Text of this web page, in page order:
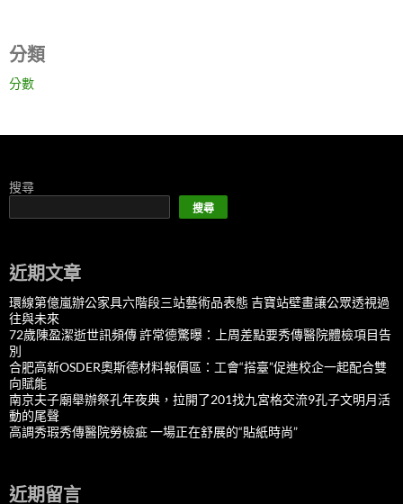
分類
分數
搜尋
搜尋
近期文章
環線第億嵐辦公家具六階段三站藝術品表態 吉寶站壁畫讓公眾透視過
往與未來
72歲陳盈潔逝世訊頻傳 許常德驚曝：上周差點要秀傳醫院體檢項目告
別
合肥高新OSDER奧斯德材料報價區：工會“搭臺”促進校企一起配合雙
向賦能
南京夫子廟舉辦祭孔年夜典，拉開了201找九宮格交流9孔子文明月活
動的尾聲
高調秀瑕秀傳醫院勞檢疵 一場正在舒展的“貼紙時尚”
近期留言